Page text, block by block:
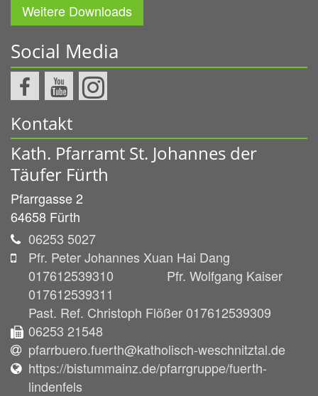
Weitere Downloads
Social Media
Kontakt
Kath. Pfarramt St. Johannes der
Täufer Fürth
Pfarrgasse 2
64658 Fürth
06253 5027
Pfr. Peter Johannes Xuan Hai Dang
017612539310 Pfr. Wolfgang Kaiser
017612539311
Past. Ref. Christoph Flößer 017612539309
06253 21548
pfarrbuero.fuerth@katholisch-weschnitztal.de
https://bistummainz.de/pfarrgruppe/fuerth-
lindenfels